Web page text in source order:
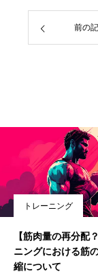
前の
トレーニング
【筋肉量の再分配
ニングにおける筋
縮について